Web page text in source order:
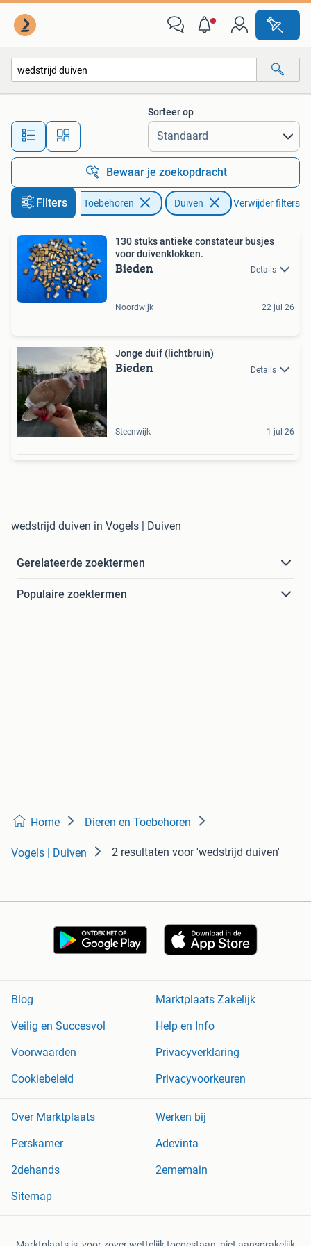
Alle afstanden…
Sorteer op
Bewaar je zoekopdracht
Filters
Dieren en Toebehoren Duiven Verwijder filters
130 stuks antieke constateur busjes
voor duivenklokken.
Bieden Details
Noordwijk 22 jul 26
Jonge duif (lichtbruin)
Bieden Details
Steenwijk 1 jul 26
wedstrijd duiven in Vogels | Duiven
Gerelateerde zoektermen
Populaire zoektermen
Home Dieren en Toebehoren
Vogels | Duiven 2 resultaten voor 'wedstrijd duiven'
Blog
Marktplaats Zakelijk
Veilig en Succesvol
Help en Info
Voorwaarden
Privacyverklaring
Cookiebeleid
Privacyvoorkeuren
Over Marktplaats
Werken bij
Perskamer
Adevinta
2dehands
2ememain
Sitemap